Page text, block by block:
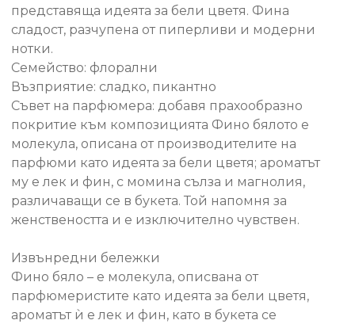
представяща идеята за бели цветя. Фина
сладост, разчупена от пиперливи и модерни
нотки.
Семейство: флорални
Възприятие: сладко, пикантно
Съвет на парфюмера: добавя прахообразно
покритие към композицията Фино бялото е
молекула, описана от производителите на
парфюми като идеята за бели цветя; ароматът
му е лек и фин, с момина сълза и магнолия,
различаващи се в букета. Той напомня за
женствеността и е изключително чувствен.
Извънредни бележки
Фино бяло – е молекула, описвана от
парфюмеристите като идеята за бели цветя,
ароматът ѝ е лек и фин, като в букета се